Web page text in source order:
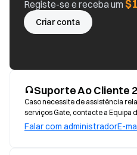
Registe-se e receba um
Criar conta
Suporte Ao Cliente
Caso necessite de assistência
serviços Gate, contacte a Equipa
Falar com administradorE-